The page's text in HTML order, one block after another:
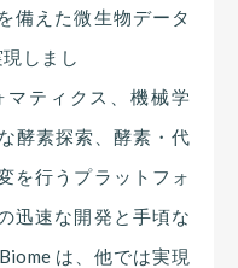
備えた微生物データ
しまし
マティクス、機械学
酵素探索、酵素・代
を行うプラットフォ
迅速な開発と手頃な
は、他では実現